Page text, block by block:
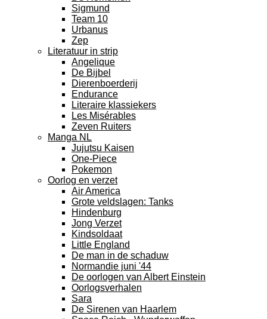
Sigmund
Team 10
Urbanus
Zep
Literatuur in strip
Angelique
De Bijbel
Dierenboerderij
Endurance
Literaire klassiekers
Les Misérables
Zeven Ruiters
Manga NL
Jujutsu Kaisen
One-Piece
Pokemon
Oorlog en verzet
Air America
Grote veldslagen: Tanks
Hindenburg
Jong Verzet
Kindsoldaat
Little England
De man in de schaduw
Normandie juni '44
De oorlogen van Albert Einstein
Oorlogsverhalen
Sara
De Sirenen van Haarlem